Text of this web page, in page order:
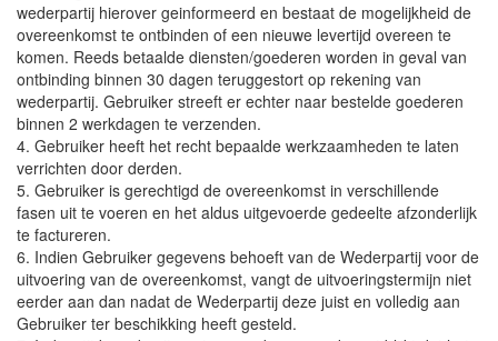
wederpartij hierover geinformeerd en bestaat de mogelijkheid de
overeenkomst te ontbinden of een nieuwe levertijd overeen te
komen. Reeds betaalde diensten/goederen worden in geval van
ontbinding binnen 30 dagen teruggestort op rekening van
wederpartij. Gebruiker streeft er echter naar bestelde goederen
binnen 2 werkdagen te verzenden.
4. Gebruiker heeft het recht bepaalde werkzaamheden te laten
verrichten door derden.
5. Gebruiker is gerechtigd de overeenkomst in verschillende
fasen uit te voeren en het aldus uitgevoerde gedeelte afzonderlijk
te factureren.
6. Indien Gebruiker gegevens behoeft van de Wederpartij voor de
uitvoering van de overeenkomst, vangt de uitvoeringstermijn niet
eerder aan dan nadat de Wederpartij deze juist en volledig aan
Gebruiker ter beschikking heeft gesteld.